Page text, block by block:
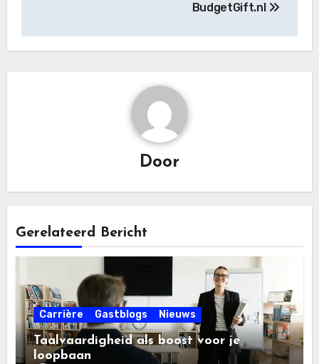
BudgetGift.nl
Door
Gerelateerd Bericht
Carrière Gastblogs Nieuws
Taalvaardigheid als boost voor je
loopbaan